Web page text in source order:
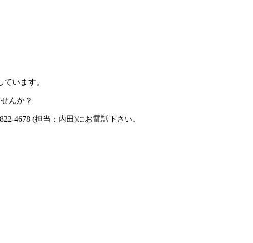
います。
んか？
4678 (担当：内田)にお電話下さい。